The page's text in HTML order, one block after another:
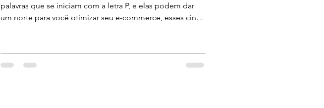
palavras que se iniciam com a letra P, e elas podem dar
um norte para você otimizar seu e-commerce, esses cinco
Produto Primeiro de tudo, o foco principal do seu e-
commerce é o seu produto, este deve ter um cuidado